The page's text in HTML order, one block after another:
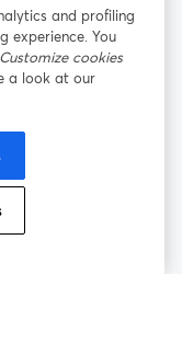
新しいタブで開く
ム利用規約
ーポリシー
and profiling
experience. You
Customize cookies
a look at our